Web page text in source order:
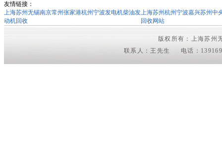
友情链接：
上海苏州无锡南京常州张家港杭州宁波发电机柴油发
动机回收
上海苏州杭州宁波嘉兴苏州中
回收网站
版权所有：上海苏
联系人：王先生 电话：